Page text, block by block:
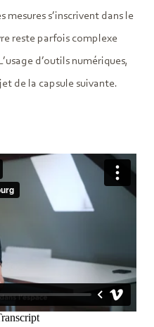
mesures s’inscrivent dans le
reste parfois complexe
d’outils numériques,
de la capsule suivante.